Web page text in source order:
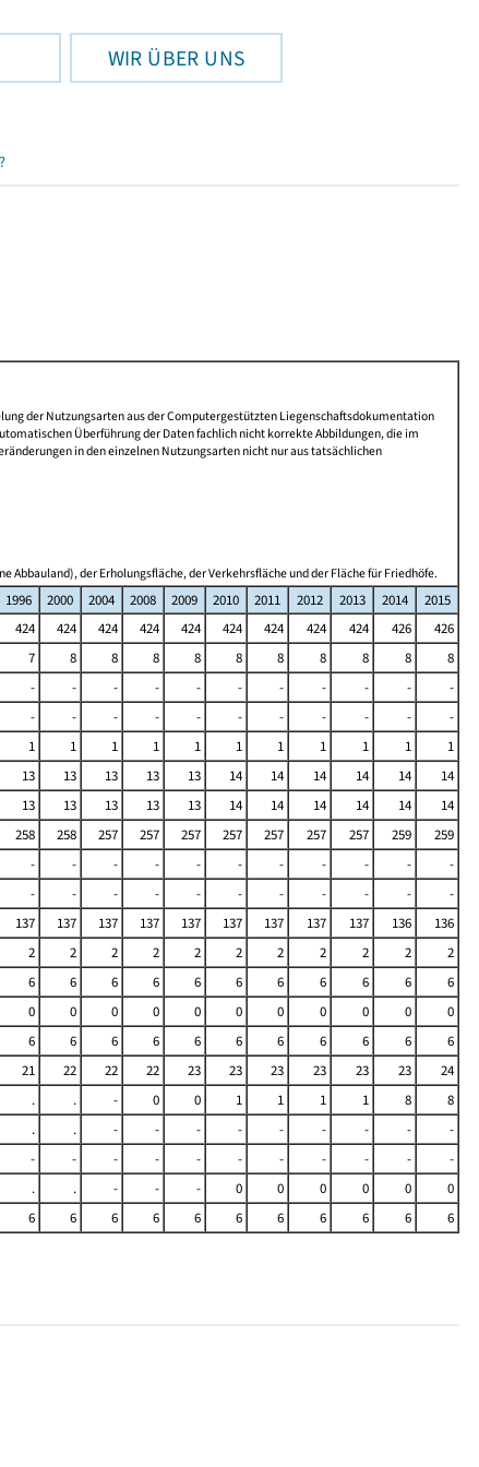
WIR ÜBER UNS
der Nutzungsarten aus der Computergestützten Liegenschaftsdokumentation
Überführung der Daten fachlich nicht korrekte Abbildungen, die im
in den einzelnen Nutzungsarten nicht nur aus tatsächlichen
Abbauland), der Erholungsfläche, der Verkehrsfläche und der Fläche für Friedhöfe.
1996 2000 2004 2008 2009 2010 2011 2012 2013 2014
2015
424 424 424 424 424 424 424 424 424 426
426
7 8 8 8 8 8 8 8 8 8
8
- - - - - - - - - -
-
- - - - - - - - - -
-
1 1 1 1 1 1 1 1 1 1
1
13 13 13 13 13 14 14 14 14 14
14
13 13 13 13 13 14 14 14 14 14
14
258 258 257 257 257 257 257 257 257 259
259
- - - - - - - - - -
-
- - - - - - - - - -
-
137 137 137 137 137 137 137 137 137 136
136
2 2 2 2 2 2 2 2 2 2
2
6 6 6 6 6 6 6 6 6 6
6
0 0 0 0 0 0 0 0 0 0
0
6 6 6 6 6 6 6 6 6 6
6
21 22 22 22 23 23 23 23 23 23
24
. . - 0 0 1 1 1 1 8
8
. . - - - - - - - -
-
- - - - - - - - - -
-
. . - - - 0 0 0 0 0
0
6 6 6 6 6 6 6 6 6 6 6